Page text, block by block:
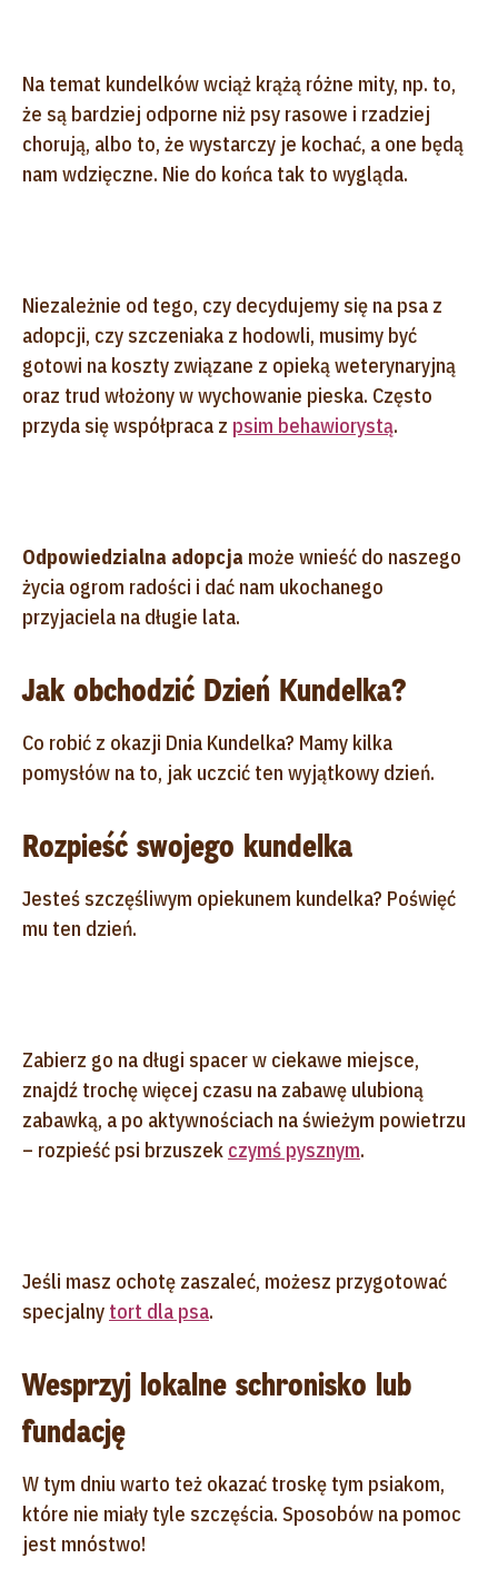
Na temat kundelków wciąż krążą różne mity, np. to,
że są bardziej odporne niż psy rasowe i rzadziej
chorują, albo to, że wystarczy je kochać, a one będą
nam wdzięczne. Nie do końca tak to wygląda.
Niezależnie od tego, czy decydujemy się na psa z
adopcji, czy szczeniaka z hodowli, musimy być
gotowi na koszty związane z opieką weterynaryjną
oraz trud włożony w wychowanie pieska. Często
przyda się współpraca z psim behawiorystą.
Odpowiedzialna adopcja może wnieść do naszego
życia ogrom radości i dać nam ukochanego
przyjaciela na długie lata.
Jak obchodzić Dzień Kundelka?
Co robić z okazji Dnia Kundelka? Mamy kilka
pomysłów na to, jak uczcić ten wyjątkowy dzień.
Rozpieść swojego kundelka
Jesteś szczęśliwym opiekunem kundelka? Poświęć
mu ten dzień.
Zabierz go na długi spacer w ciekawe miejsce,
znajdź trochę więcej czasu na zabawę ulubioną
zabawką, a po aktywnościach na świeżym powietrzu
– rozpieść psi brzuszek czymś pysznym.
Jeśli masz ochotę zaszaleć, możesz przygotować
specjalny tort dla psa.
Wesprzyj lokalne schronisko lub
fundację
W tym dniu warto też okazać troskę tym psiakom,
które nie miały tyle szczęścia. Sposobów na pomoc
jest mnóstwo!